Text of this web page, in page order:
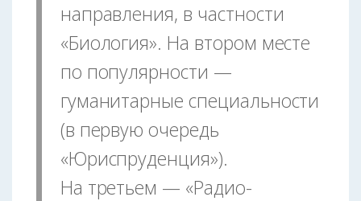
направления, в частности
«Биология». На втором месте
по популярности —
гуманитарные специальности
(в первую очередь
«Юриспруденция»).
На третьем — «Радио-